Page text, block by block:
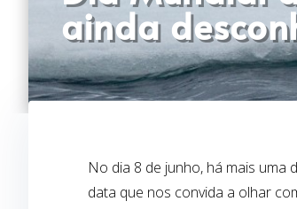
ainda
No dia 8 de junho, há mais uma
data que nos convida a olhar